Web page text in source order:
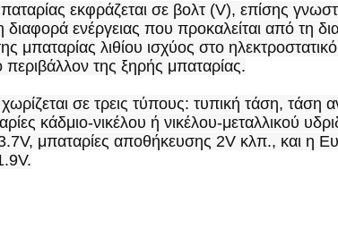
εκφράζεται σε βολτ (V), επίσης
διαφορά ενέργειας που προκαλείται από τη
μπαταρίας λιθίου ισχύος στο
περιβάλλον της ξηρής μπαταρίας.
σε τρεις τύπους: τυπική τάση, τάση
κάδμιο-νικέλου ή νικέλου-μεταλλικού
3.7V, μπαταρίες αποθήκευσης 2V κλπ., και η